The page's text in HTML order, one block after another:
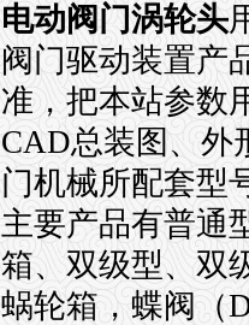
电动阀门涡轮头
阀门驱动装置产
准，把本站参数
CAD总装图、外
门机械所配套型
主要产品有普通
箱、双级型、双
蜗轮箱，蝶阀（